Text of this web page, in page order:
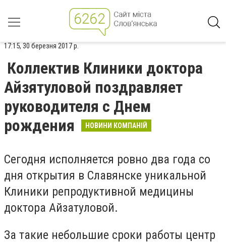
17:15, 30 березня 2017 р.
Коллектив Клиники доктора
Айзятуловой поздравляет
руководителя с Днем
рождения
НОВИНИ КОМПАНІЙ
Сегодня исполняется ровно два года со
дня открытия в Славянске уникальной
Клиники репродуктивной медицины
доктора Айзатуловой.
За такие небольшие сроки работы центр